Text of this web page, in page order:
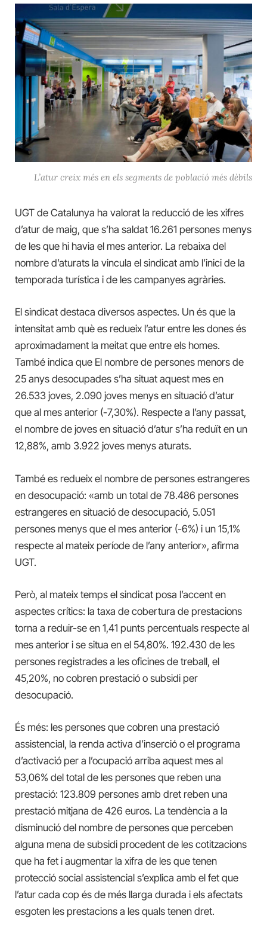
L’atur creix més en els segments de població més dèbils
UGT de Catalunya ha valorat la reducció de les xifres
d’atur de maig, que s’ha saldat 16.261 persones menys
de les que hi havia el mes anterior. La rebaixa del
nombre d’aturats la vincula el sindicat amb l’inici de la
temporada turística i de les campanyes agràries.
El sindicat destaca diversos aspectes. Un és que la
intensitat amb què es redueix l’atur entre les dones és
aproximadament la meitat que entre els homes.
També indica que El nombre de persones menors de
25 anys desocupades s’ha situat aquest mes en
26.533 joves, 2.090 joves menys en situació d’atur
que al mes anterior (-7,30%). Respecte a l’any passat,
el nombre de joves en situació d’atur s’ha reduït en un
12,88%, amb 3.922 joves menys aturats.
També es redueix el nombre de persones estrangeres
en desocupació: «amb un total de 78.486 persones
estrangeres en situació de desocupació, 5.051
persones menys que el mes anterior (-6%) i un 15,1%
respecte al mateix període de l’any anterior», afirma
UGT.
Però, al mateix temps el sindicat posa l’accent en
aspectes crítics: la taxa de cobertura de prestacions
torna a reduir-se en 1,41 punts percentuals respecte al
mes anterior i se situa en el 54,80%. 192.430 de les
persones registrades a les oficines de treball, el
45,20%, no cobren prestació o subsidi per
desocupació.
És més: les persones que cobren una prestació
assistencial, la renda activa d’inserció o el programa
d’activació per a l’ocupació arriba aquest mes al
53,06% del total de les persones que reben una
prestació: 123.809 persones amb dret reben una
prestació mitjana de 426 euros. La tendència a la
disminució del nombre de persones que perceben
alguna mena de subsidi procedent de les cotitzacions
que ha fet i augmentar la xifra de les que tenen
protecció social assistencial s’explica amb el fet que
l’atur cada cop és de més llarga durada i els afectats
esgoten les prestacions a les quals tenen dret.